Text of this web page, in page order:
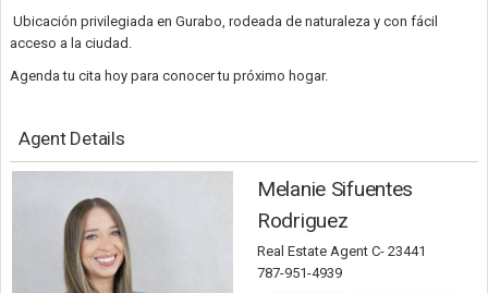
Ubicación privilegiada en Gurabo, rodeada de naturaleza y con fácil
acceso a la ciudad.
Agenda tu cita hoy para conocer tu próximo hogar.
Agent Details
Melanie Sifuentes
Rodriguez
Real Estate Agent C- 23441
787-951-4939